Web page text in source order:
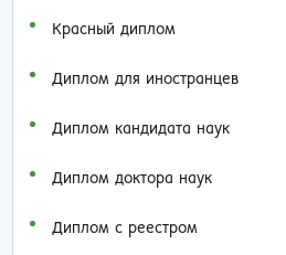
Красный диплом
Диплом для иностранцев
Диплом кандидата наук
Диплом доктора наук
Диплом с реестром